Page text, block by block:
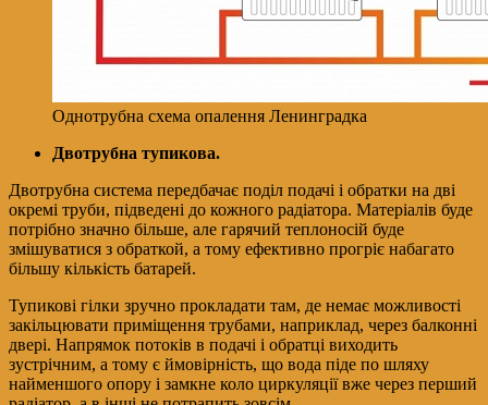
Однотрубна схема опалення Ленинградка
Двотрубна тупикова.
Двотрубна система передбачає поділ подачі і обратки на дві
окремі труби, підведені до кожного радіатора. Матеріалів буде
потрібно значно більше, але гарячий теплоносій буде
змішуватися з обраткой, а тому ефективно прогріє набагато
більшу кількість батарей.
Тупикові гілки зручно прокладати там, де немає можливості
закільцювати приміщення трубами, наприклад, через балконні
двері. Напрямок потоків в подачі і обратці виходить
зустрічним, а тому є ймовірність, що вода піде по шляху
найменшого опору і замкне коло циркуляції вже через перший